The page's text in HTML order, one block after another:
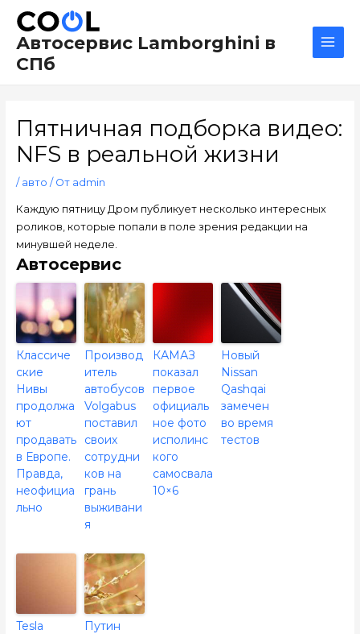
содержимому
Автосервис Lamborghini в
СПб
Пятничная подборка видео:
NFS в реальной жизни
/ авто / От admin
Каждую пятницу Дром публикует несколько интересных
роликов, которые попали в поле зрения редакции на
минувшей неделе.
Автосервис
Классиче
ские
Нивы
продолжа
ют
продавать
в Европе.
Правда,
неофициа
льно
Производ
итель
автобусов
Volgabus
поставил
своих
сотрудни
ков на
грань
выживани
я
КАМАЗ
показал
первое
официаль
ное фото
исполинс
кого
самосвала
10×6
Новый
Nissan
Qashqai
замечен
во время
тестов
Tesla
Путин
по
записям